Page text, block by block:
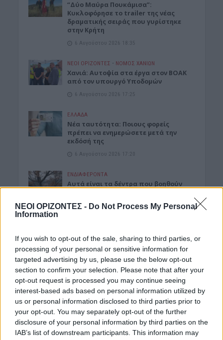
ΝΕΟΙ ΟΡΙΖΟΝΤΕΣ - Do Not Process My Personal
Information
If you wish to opt-out of the sale, sharing to third parties, or
processing of your personal or sensitive information for
targeted advertising by us, please use the below opt-out
section to confirm your selection. Please note that after your
opt-out request is processed you may continue seeing
interest-based ads based on personal information utilized by
us or personal information disclosed to third parties prior to
your opt-out. You may separately opt-out of the further
disclosure of your personal information by third parties on the
IAB’s list of downstream participants. This information may
“Δύο Μαύρα Πουκάμισα”:
Κυκλοφόρησε το trailer της νέας
δραματικής σειράς που γυρίστηκε
στην Κρήτη
6 Αυγούστου 2026 18:35
ΝΕΟΙ ΟΡΙΖΟΝΤΕΣ • ΝΟΜΌΣ ΧΑΝΊΩΝ
Χανιά: Αυτοψία στα έργα στον ΒΟΑΚ
από τον υπουργό Υποδομών
6 Αυγούστου 2026 17:25
ΕΛΛΑΔΑ
Νέα ταυτότητα: Ποιους φορείς
πρέπει να ενημερώσετε μετά την
εκδόσή της
6 Αυγούστου 2026 17:20
ΕΝΔΙΑΦΕΡΟΝΤΑ
Αυτά είναι τα δέντρα που βοηθούν
Σύκο: Το φρούτο με τα μυστικά που
ίσως να μην γνωρίζεις
6 Αυγούστου 2026 17:11
ΝΟΜΌΣ ΧΑΝΊΩΝ
Xανιά: Δίκτυο περισσότερων από 60
κρηνών πόσιμου νερού
6 Αυγούστου 2026 17:03
ΝΟΜΌΣ ΧΑΝΊΩΝ